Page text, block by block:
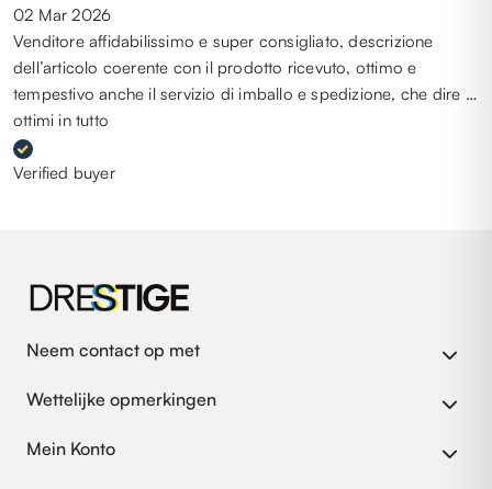
02 Mar 2026
Venditore affidabilissimo e super consigliato, descrizione
dell’articolo coerente con il prodotto ricevuto, ottimo e
tempestivo anche il servizio di imballo e spedizione, che dire …
ottimi in tutto
Verified buyer
Neem contact op met
Wettelijke opmerkingen
Mein Konto